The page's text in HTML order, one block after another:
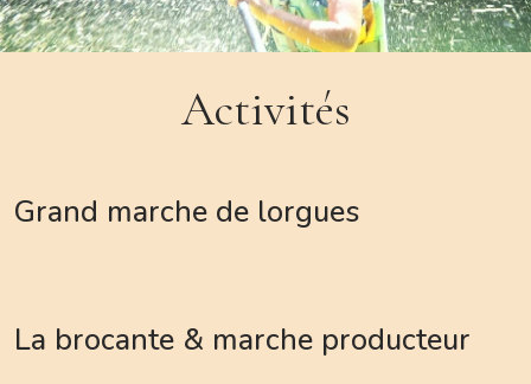
Activités
Grand marche de lorgues
La brocante & marche producteur